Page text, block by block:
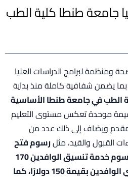
جامعة طنطا كلية الطب
لبرامج الدراسات العليا
يضمن شفافية كاملة منذ بداية
الطب في جامعة طنطا الأساسية
موحدة تعكس مستوى التعليم
ويضاف إلى ذلك عدد من
القبول والقيد، مثلرسوم فتح
الملف بقيمة 170 دولارًا، ورسوم خدمة تنسيق الوافدين 170
إلى جانب اشتراك نادي الوافدين بقيمة 150 دولارًا، كما